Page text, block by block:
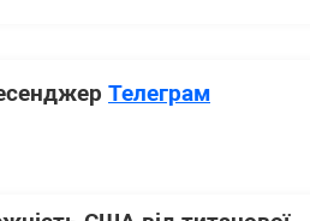
Телеграм